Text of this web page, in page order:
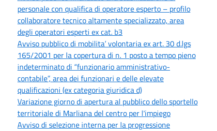
personale con qualifica di operatore esperto – profilo
collaboratore tecnico altamente specializzato, area
degli operatori esperti ex cat. b3
Avviso pubblico di mobilita’ volontaria ex art. 30 d.lgs
165/2001 per la copertura di n. 1 posto a tempo pieno
indeterminato di “funzionario amministrativo-
contabile”, area dei funzionari e delle elevate
qualificazioni (ex categoria giuridica d)
Variazione giorno di apertura al pubblico dello sportello
territoriale di Marliana del centro per l'impiego
Avviso di selezione interna per la progressione